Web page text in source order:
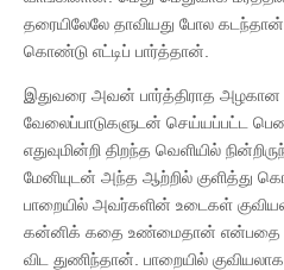
தரையிலேலே தாவியது போல கடந்தான்.
கொண்டு எட்டிப் பார்த்தான்.
இதுவரை அவன் பார்த்திராத அழகான
வேலைப்பாடுகளுடன் செய்யப்பட்ட
எதுவுமின்றி திறந்த வெளியில்
மேனியுடன் அந்த ஆற்றில் குளித்து
பாறையில் அவர்களின் உடைகள்
கன்னிக் கதை உண்மைதான் என்பதை
விட துணிந்தான். பாறையில்